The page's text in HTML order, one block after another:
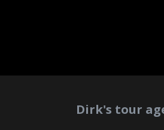
Dirk's tour